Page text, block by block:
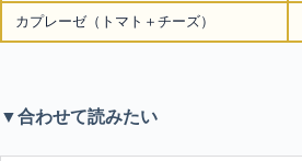
カプレーゼ（トマト＋チーズ）
▼合わせて読みたい